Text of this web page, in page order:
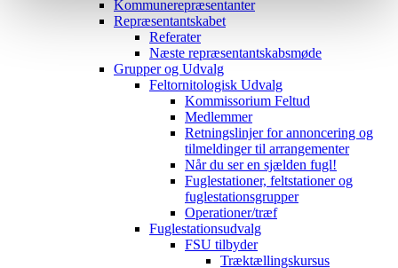
Kommunerepræsentanter
Repræsentantskabet
Referater
Næste repræsentantskabsmøde
Grupper og Udvalg
Feltornitologisk Udvalg
Kommissorium Feltud
Medlemmer
Retningslinjer for annoncering og
tilmeldinger til arrangementer
Når du ser en sjælden fugl!
Fuglestationer, feltstationer og
fuglestationsgrupper
Operationer/træf
Fuglestationsudvalg
FSU tilbyder
Træktællingskursus